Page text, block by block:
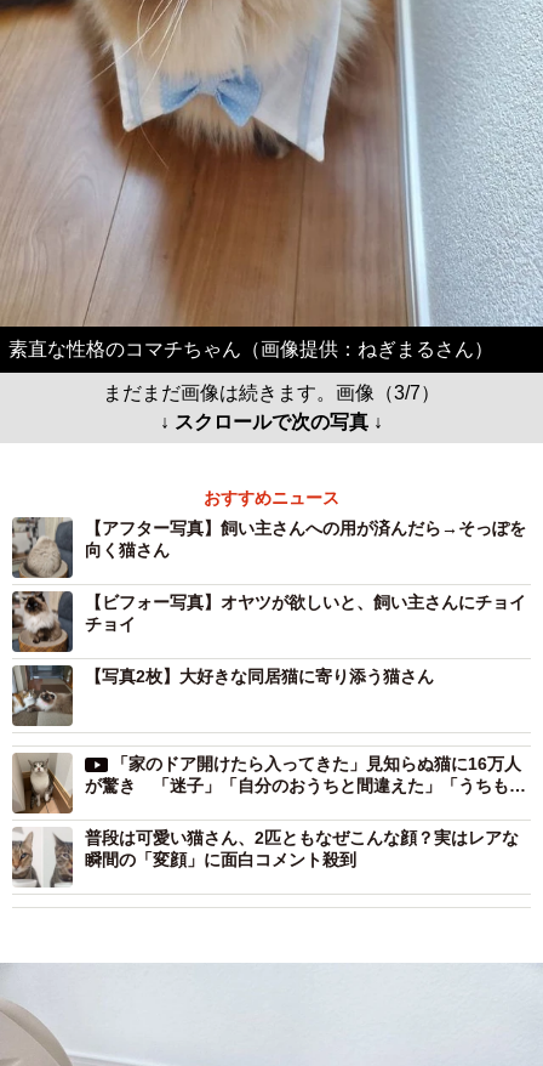
素直な性格のコマチちゃん（画像提供：ねぎまるさん）
まだまだ画像は続きます。画像（3/7）
↓ スクロールで次の写真 ↓
おすすめニュース
【アフター写真】飼い主さんへの用が済んだら→そっぽを
向く猫さん
【ビフォー写真】オヤツが欲しいと、飼い主さんにチョイ
チョイ
【写真2枚】大好きな同居猫に寄り添う猫さん
「家のドア開けたら入ってきた」見知らぬ猫に16万人
が驚き 「迷子」「自分のおうちと間違えた」「うちもあ
普段は可愛い猫さん、2匹ともなぜこんな顔？実はレアな
瞬間の「変顔」に面白コメント殺到